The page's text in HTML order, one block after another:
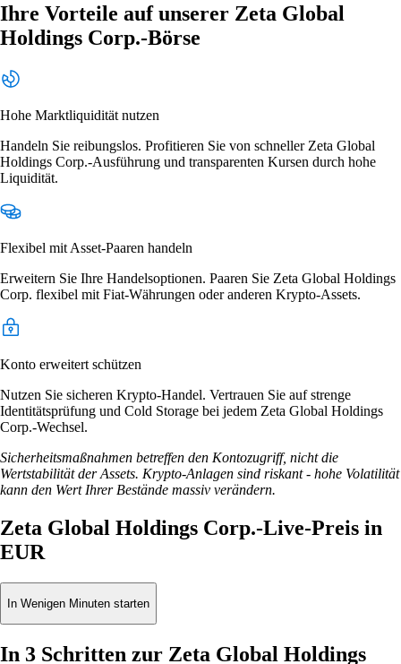
Ihre Vorteile auf unserer Zeta Global
Holdings Corp.-Börse
Hohe Marktliquidität nutzen
Handeln Sie reibungslos. Profitieren Sie von schneller Zeta Global
Holdings Corp.-Ausführung und transparenten Kursen durch hohe
Liquidität.
Flexibel mit Asset-Paaren handeln
Erweitern Sie Ihre Handelsoptionen. Paaren Sie Zeta Global Holdings
Corp. flexibel mit Fiat-Währungen oder anderen Krypto-Assets.
Konto erweitert schützen
Nutzen Sie sicheren Krypto-Handel. Vertrauen Sie auf strenge
Identitätsprüfung und Cold Storage bei jedem Zeta Global Holdings
Corp.-Wechsel.
Sicherheitsmaßnahmen betreffen den Kontozugriff, nicht die
Wertstabilität der Assets. Krypto-Anlagen sind riskant - hohe Volatilität
kann den Wert Ihrer Bestände massiv verändern.
Zeta Global Holdings Corp.-Live-Preis in
EUR
In Wenigen Minuten starten
In 3 Schritten zur Zeta Global Holdings